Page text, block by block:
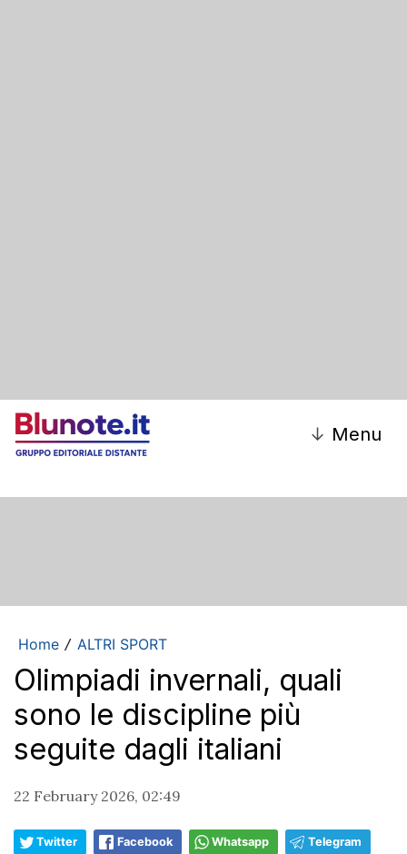
↓ Menu
Home / ALTRI SPORT
Olimpiadi invernali, quali
sono le discipline più
seguite dagli italiani
22 February 2026, 02:49
Twitter Facebook Whatsapp Telegram